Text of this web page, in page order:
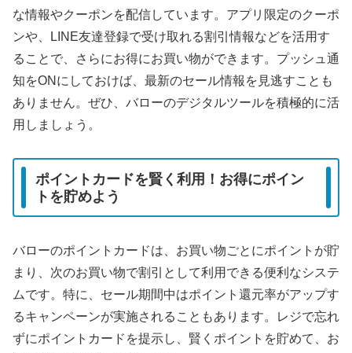
な情報やクーポンを配信しています。アプリ限定のクーポ
ンや、LINE友達登録で受け取れる割引情報などを活用す
ることで、さらにお得にお買い物ができます。プッシュ通
知をONにしておけば、最新のセール情報を見逃すことも
ありません。ぜひ、バローのデジタルツールを積極的に活
用しましょう。
ポイントカードを賢く利用！お得にポイン
トを貯めよう
バローのポイントカードは、お買い物ごとにポイントが貯
まり、次のお買い物で割引として利用できる便利なシステ
ムです。特に、セール期間中はポイント還元率がアップす
るキャンペーンが実施されることもあります。レジで忘れ
ずにポイントカードを提示し、賢くポイントを貯めて、お